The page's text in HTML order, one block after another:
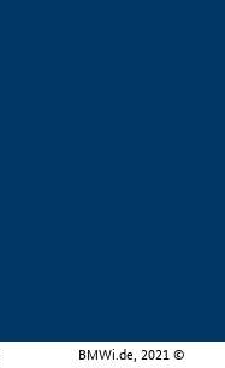
BMWi.de, 2021 ©